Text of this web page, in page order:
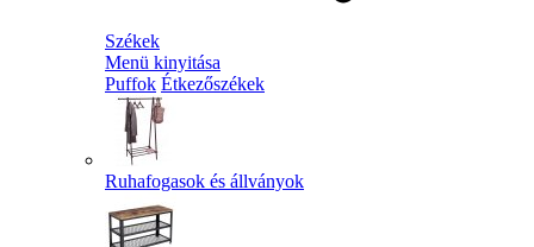
Székek
Menü kinyitása
Puffok Étkezőszékek
Ruhafogasok és állványok